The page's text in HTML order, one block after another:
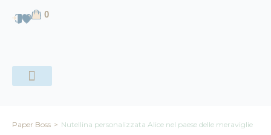
0
Paper Boss > Nutellina personalizzata Alice nel paese delle meraviglie